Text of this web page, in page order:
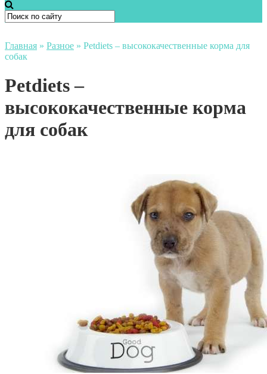
Главная » Разное » Petdiets – высококачественные корма для
собак
Petdiets –
высококачественные корма
для собак